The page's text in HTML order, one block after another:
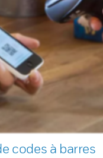
codes à barres